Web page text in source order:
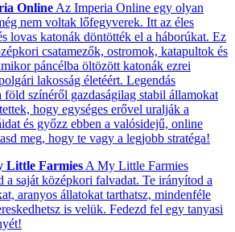
Online Az Imperia Online egy olyan
nem voltak lőfegyverek. Itt az éles
lovas katonák döntötték el a háborúkat. Ez
csatamezők, ostromok, katapultok és
páncélba öltözött katonák ezrei
lakosság életéért. Legendás
föld színéről gazdaságilag stabil államokat
hogy egységes erővel uralják a
és győzz ebben a valósidejű, online
meg, hogy te vagy a legjobb stratéga!
Little Farmies A My Little Farmies
a saját középkori falvadat. Te irányítod a
aranyos állatokat tarthatsz, mindenféle
is velük. Fedezd fel egy tanyasi